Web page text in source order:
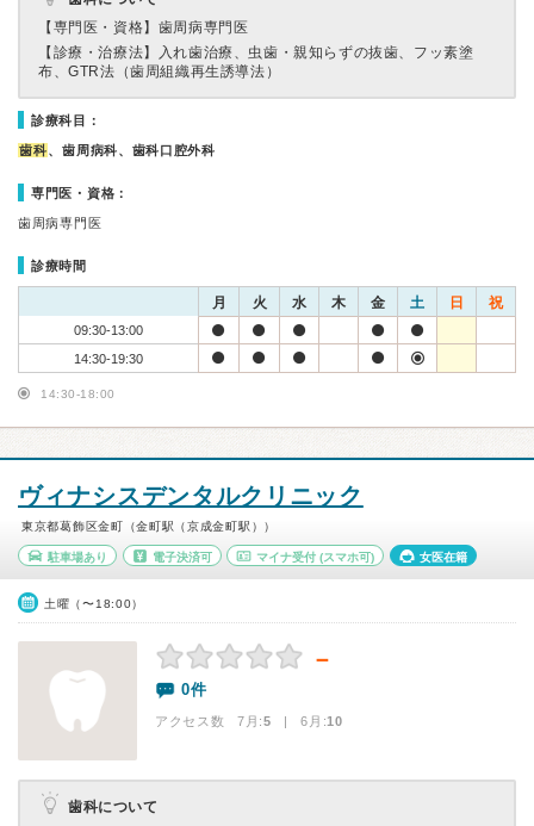
【専門医・資格】 歯周病専門医
【診療・治療法】
入れ歯治療、虫歯・親知らずの抜歯、フッ素塗
布、GTR法（歯周組織再生誘導法）
診療科目：
歯科、歯周病科、歯科口腔外科
専門医・資格：
歯周病専門医
診療時間
月 火 水 木 金 土 日 祝
09:30-13:00
14:30-19:30
14:30-18:00
ヴィナシスデンタルクリニック
東京都葛飾区金町（金町駅（京成金町駅））
駐車場あり 電子決済可 マイナ受付 (スマホ可) 女医在籍
土曜（〜18:00）
－
0件
アクセス数 7月:5 | 6月:10
歯科について